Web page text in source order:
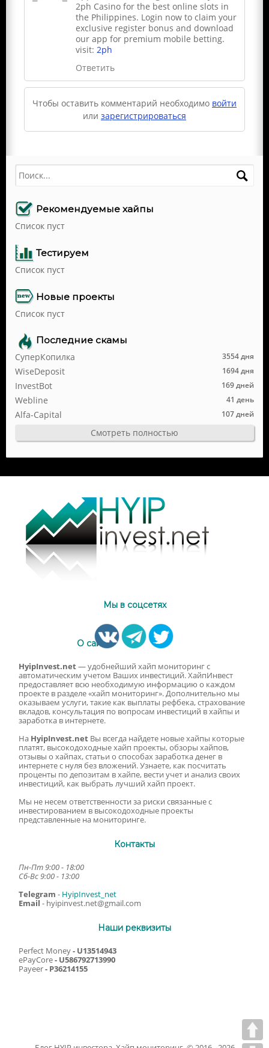
2ph Casino for the best online slots in
the Philippines. Login now to claim your
exclusive register bonus and download
our app for premium mobile betting.
visit: 2ph
Ответить
Чтобы оставить комментарий необходимо войти
или зарегистрироваться
Поиск
Рекомендуемые хайпы
Список пуст
Тестируем
Список пуст
Новые проекты
Список пуст
Последние скамы
3554 дня
СуперКопилка
1694 дня
WiseDeposit
169 дней
InvestBot
41 день
Webline
107 дней
Alfa-Capital
Смотреть полностью
Мы в соцсетях
О сайте
HyipInvest.net— удобнейший хайп мониторинг с
автоматическим учетом Ваших инвестиций. ХайпИнвест
предоставляет всю необходимую информацию о каждом
проекте в разделе «хайп мониторинг». Дополнительно мы
оказываем услуги, такие как выплаты рефбека, страхование
вкладов, консультация по вопросам инвестиций в хайпы и
заработка в интернете.
На HyipInvest.net Вы всегда найдете новые хайпы которые
платят, высокодоходные хайп проекты, обзоры хайпов,
отзывы о хайпах, статьи о способах заработка денег в
интернете с нуля без вложений. Узнаете, как посчитать
проценты по депозитам в хайпе, вести учет и анализ своих
инвестиций, как выбрать лучший хайп проект.
Мы не несем ответственности за риски связанные с
инвестированием в высокодоходные проекты
представленные на мониторинге.
Контакты
Пн-Пт 9:00 - 18:00
Сб-Вс 9:00 - 13:00
Telegram - HyipInvest_net
Email - hyipinvest.net@gmail.com
Наши реквизиты
Perfect Money- U13514943
ePayCore- U586792713990
Payeer- P36214155